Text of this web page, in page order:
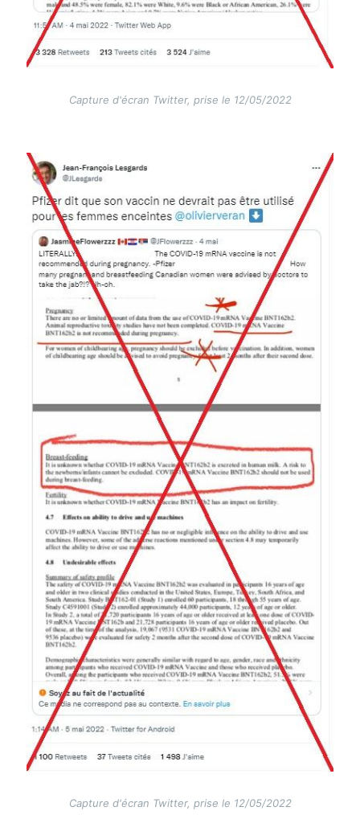
Capture d'écran Twitter, prise le 12/05/2022
Image
Capture d'écran Twitter, prise le 12/05/2022